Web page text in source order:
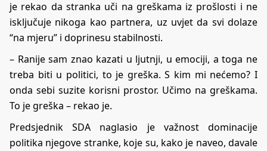
je rekao da stranka uči na greškama iz prošlosti i ne
isključuje nikoga kao partnera, uz uvjet da svi dolaze
“na mjeru” i doprinesu stabilnosti.
– Ranije sam znao kazati u ljutnji, u emociji, a toga ne
treba biti u politici, to je greška. S kim mi nećemo? I
onda sebi suzite korisni prostor. Učimo na greškama.
To je greška – rekao je.
Predsjednik SDA naglasio je važnost dominacije
politika njegove stranke, koje su, kako je naveo, davale